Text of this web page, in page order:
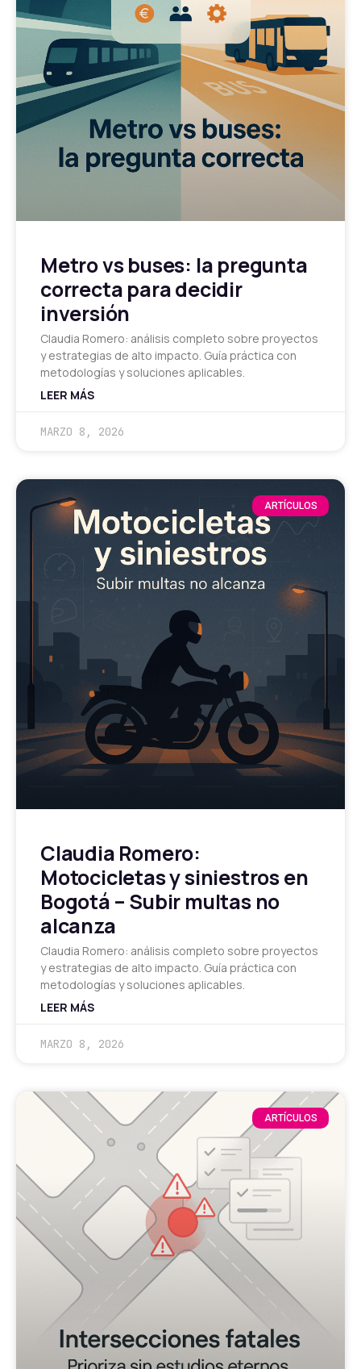
Metro vs buses: la pregunta
correcta para decidir
inversión
Claudia Romero: análisis completo sobre proyectos
y estrategias de alto impacto. Guía práctica con
metodologías y soluciones aplicables.
LEER MÁS
MARZO 8, 2026
ARTÍCULOS
Claudia Romero:
Motocicletas y siniestros en
Bogotá – Subir multas no
alcanza
Claudia Romero: análisis completo sobre proyectos
y estrategias de alto impacto. Guía práctica con
metodologías y soluciones aplicables.
LEER MÁS
MARZO 8, 2026
ARTÍCULOS